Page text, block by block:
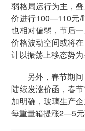
弱格局运行为主，
价进行100—110元/
也相对偏弱，节后
价格波动空间或将
计以振荡上移态势为
另外，春节期间
陆续发涨价函，春
加明确，玻璃生产
每重量箱提涨2—5元